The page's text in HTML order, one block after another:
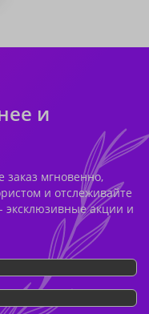
и
мгновенно,
и отслеживайте
эксклюзивные акции и